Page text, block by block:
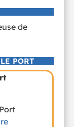
de
PORT